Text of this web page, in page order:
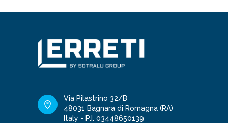
Via Pilastrino 32/B
48031 Bagnara di Romagna (RA)
Italy - P.I. 03448650139